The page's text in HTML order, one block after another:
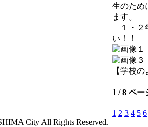
生のため
ます。
１・２
い！！
【学校
1 / 8 ペー
1 2 3 4 5 6
City All Rights Reserved.